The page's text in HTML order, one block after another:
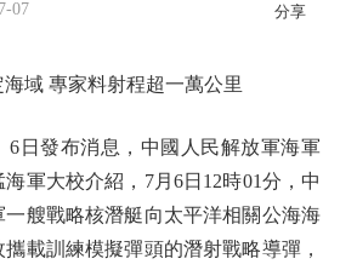
07 分享
專家料射程超一萬公里
發布消息，中國人民解放軍海軍
軍大校介紹，7月6日12時01分，中
一艘戰略核潛艇向太平洋相關公海海
載訓練模擬彈頭的潛射戰略導彈，